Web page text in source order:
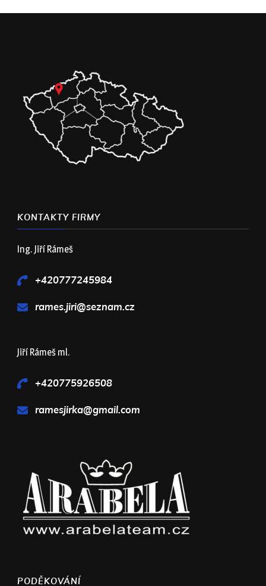
KONTAKTY FIRMY
Ing. Jiří Rámeš
+420777245984
rames.jiri@seznam.cz
Jiří Rámeš ml.
+420775926508
ramesjirka@gmail.com
PODĚKOVÁNÍ